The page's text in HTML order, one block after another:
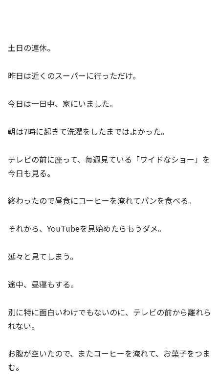
土日の連休。
昨日は近くのスーパーに行っただけ。
今日は一日中、家にいました。
朝は7時に起きて洗濯をしたまではよかった。
テレビの前に座って、毎週見ている「ワイドなショー」を
今日も見る。
終わったので昼食にコーヒーを淹れてパンを食べる。
それから、YouTubeを見始めたらもうダメ。
延々と見てしまう。
途中、昼寝もする。
別に特に面白いわけでもないのに、テレビの前から離れら
れない。
お腹が空いたので、またコーヒーを淹れて、お菓子をつま
む。